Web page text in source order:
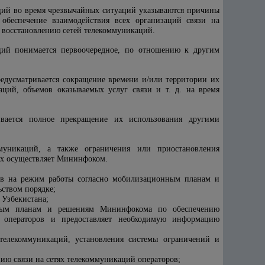
во время чрезвычайных ситуаций указываются причины
взаимодействия всех организаций связи на
сетей телекоммуникаций.
понимается первоочередное, по отношению к другим
сокращение времени и/или территории их
объемов оказываемых услуг связи и т. д. на время
полное прекращение их использования другими
а также ограничения или приостановления
осуществляет Мининфоком.
на режим работы согласно мобилизационным планам и
порядке;
планам и решениям Мининфокома по обеспечению
и предоставляет необходимую информацию
установления системы ограничений и
связи на сетях телекоммуникаций операторов;